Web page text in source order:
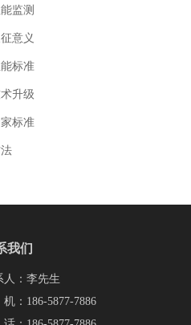
监测
意义
标准
升级
标准
我们
人：李先生‬
：186-5877-7886